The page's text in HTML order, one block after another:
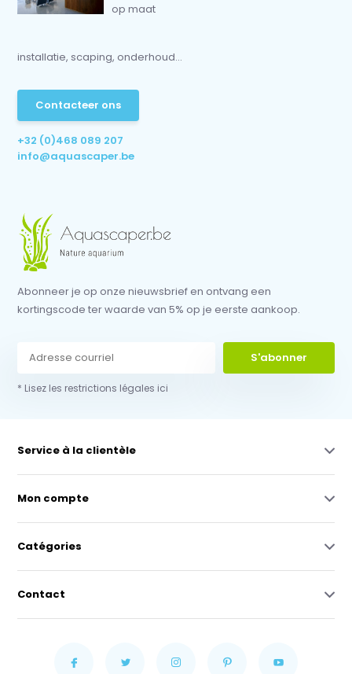
op maat
installatie, scaping, onderhoud...
Contacteer ons
+32 (0)468 089 207
info@aquascaper.be
Abonneer je op onze nieuwsbrief en ontvang een
kortingscode ter waarde van 5% op je eerste aankoop.
S'abonner
* Lisez les restrictions légales ici
Service à la clientèle
Mon compte
Catégories
Contact